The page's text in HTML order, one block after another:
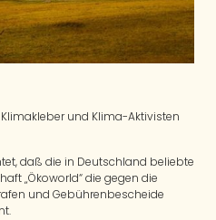
und Klima-Aktivisten
daß die in Deutschland beliebte
„Ökoworld“ die gegen die
und Gebührenbescheide